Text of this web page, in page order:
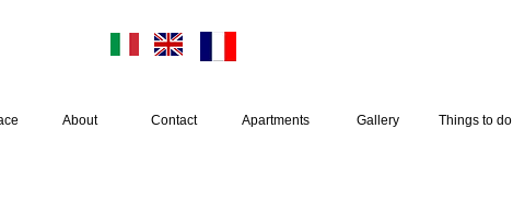
About Contact Apartments Gallery Things to do